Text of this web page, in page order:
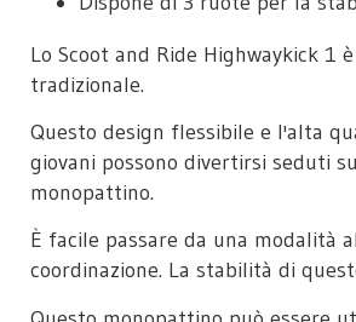
Lo Scoot and Ride Highwaykick
tradizionale.
Questo design flessibile e l'alta
giovani possono divertirsi seduti
monopattino.
È facile passare da una modalità
coordinazione. La stabilità di